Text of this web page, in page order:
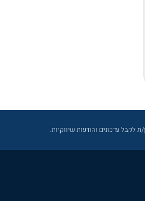
ת לקבל עדכונים והודעות שיווקיות.